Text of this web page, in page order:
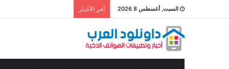
السبت, أغسطس 8 2026 أخر الأخبار